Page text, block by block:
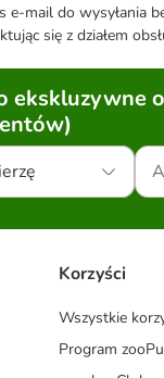
mail do wysyłania
się z działem
ekskluzywne
Korzyści
Wszystkie
Program